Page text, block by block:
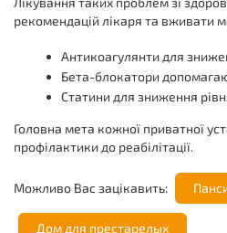
рекомендацій лікаря та вживати
Антикоагулянти для
Бета-блокатори
Статини для зниження
Головна мета кожної приватної
профілактики до реабілітації.
Можливо Вас зацікавить:
Дом для престарелых